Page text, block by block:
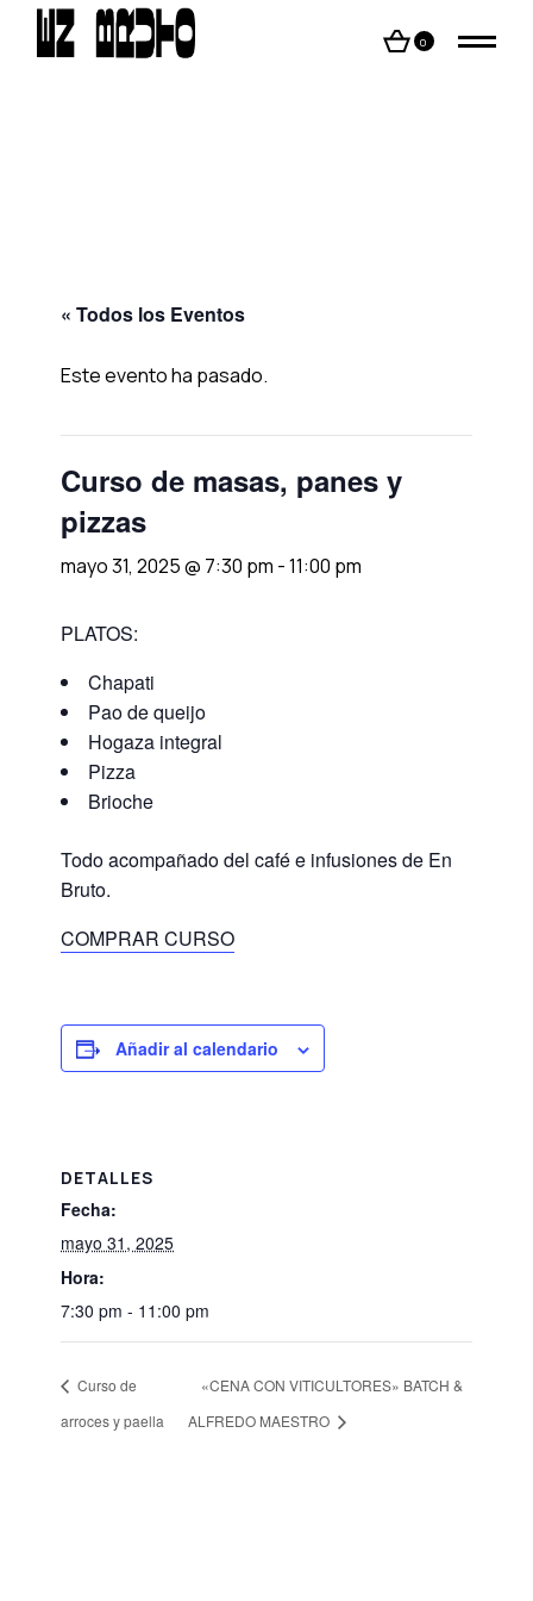
content
0
« Todos los Eventos
Este evento ha pasado.
Curso de masas, panes y
pizzas
mayo 31, 2025 @ 7:30 pm -11:00 pm
PLATOS:
Chapati
Pao de queijo
Hogaza integral
Pizza
Brioche
Todo acompañado del café e infusiones de En
Bruto.
COMPRAR CURSO
Añadir al calendario
DETALLES
Fecha:
mayo 31, 2025
Hora:
7:30 pm - 11:00 pm
Curso de
arroces y paella
«CENA CON VITICULTORES» BATCH &
ALFREDO MAESTRO